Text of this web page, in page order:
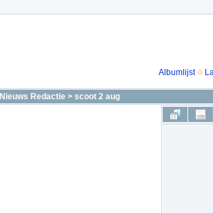
Albumlijst
Nieuws Redactie > scoot 2 aug